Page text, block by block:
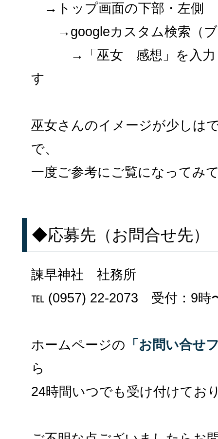
→トップ画面の下部・左側
→googleカスタム検索（ブ
→「巫女 感想」を入力し
す
巫女さんのイメージが少しは
で、
一度ご参考にご覧になってみ
◆応募先（お問合せ先）
諫早神社 社務所
℡ (0957) 22-2073 受付：9時
ホームページの 「お問い合せ
ら
24時間いつでも受け付けてお